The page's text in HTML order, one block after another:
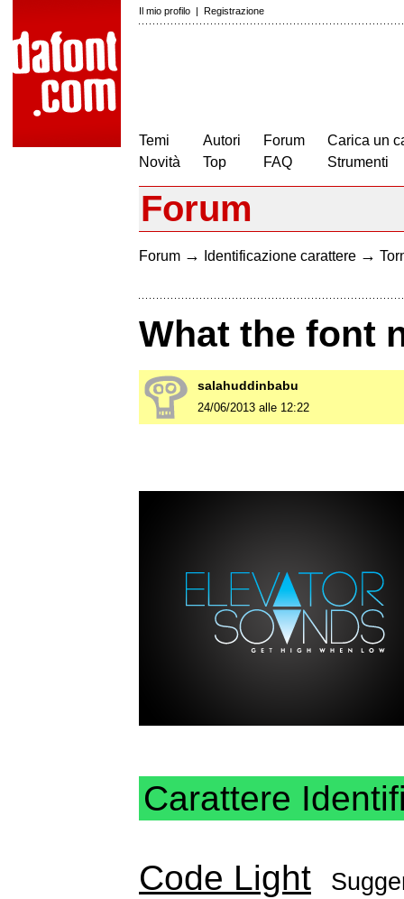
Il mio profilo | Registrazione
Temi
Novità
Autori
Top
Forum
FAQ
Carica un
Strumenti
Forum
Forum → Identificazione carattere →
What the font
salahuddinbabu
24/06/2013 alle 12:22
Carattere
Code Light